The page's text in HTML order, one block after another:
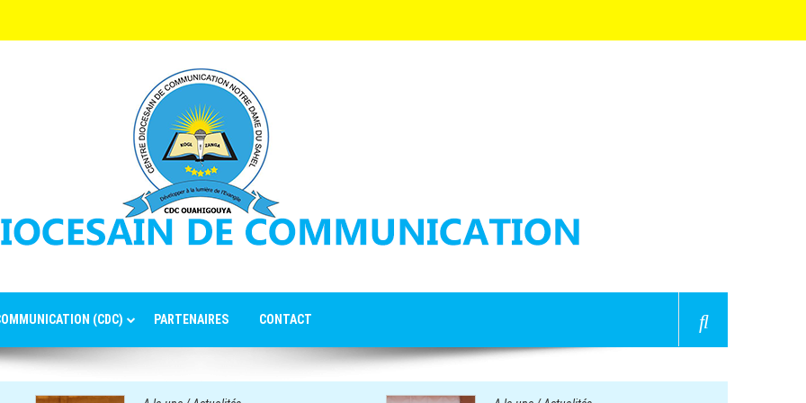
(CDC) PARTENAIRES CONTACT